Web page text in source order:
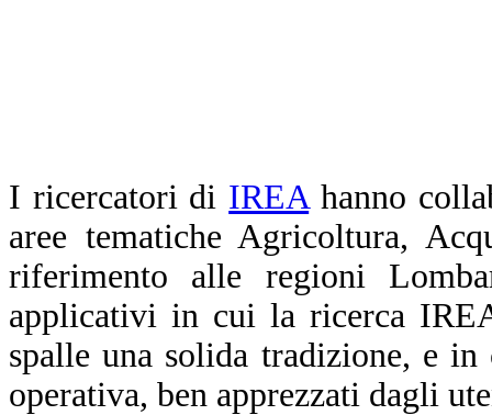
I ricercatori di IREA hanno
aree tematiche Agricoltura,
riferimento alle regioni
applicativi in cui la ricerca
spalle una solida tradizione, e
operativa, ben apprezzati dagli